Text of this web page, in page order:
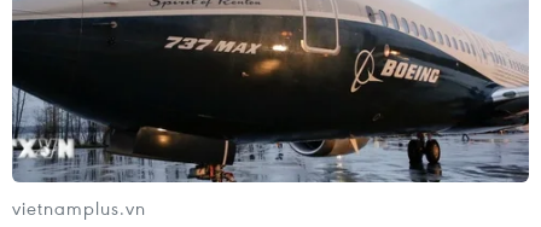
vietnamplus.vn